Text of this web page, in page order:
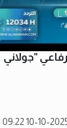
"جولاني
10-10-2025 09:22